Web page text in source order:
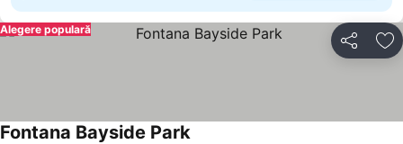
Distribuiți
Alegere populară
Fontana Bayside Park